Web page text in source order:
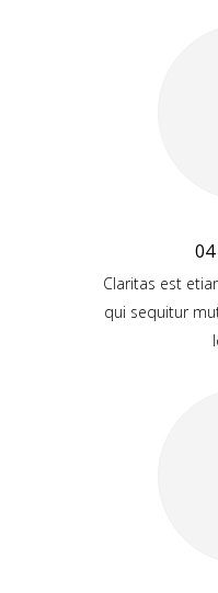
04
Claritas est
qui sequitur